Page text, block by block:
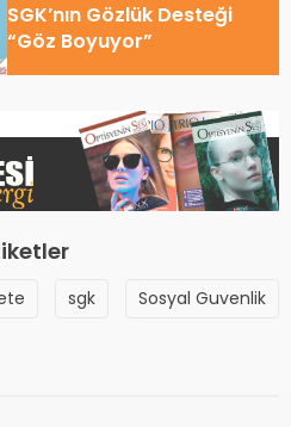
SGK’nın Gözlük Desteği
“Göz Boyuyor”
sgk Sosyal Guvenlik